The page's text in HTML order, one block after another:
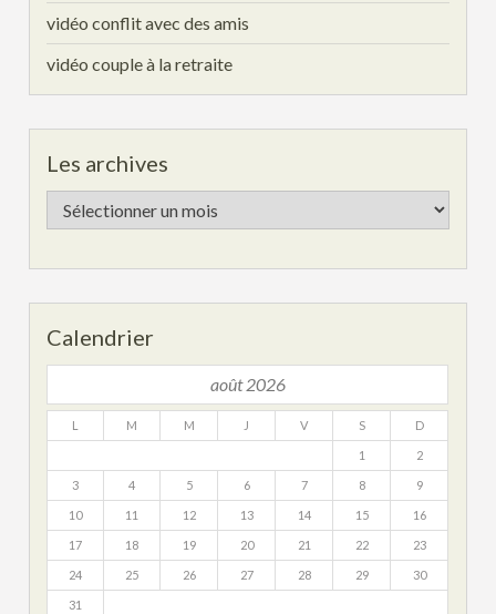
vidéo conflit avec des amis
vidéo couple à la retraite
Les archives
Les
archives
Calendrier
août 2026
L M M J V S D
1 2
3 4 5 6 7 8 9
10 11 12 13 14 15 16
17 18 19 20 21 22 23
24 25 26 27 28 29 30
31